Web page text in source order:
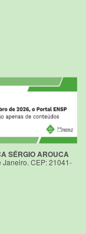
SÉRGIO AROUCA
CEP: 21041-